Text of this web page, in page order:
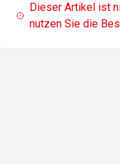
Dieser Artikel ist
nutzen Sie die